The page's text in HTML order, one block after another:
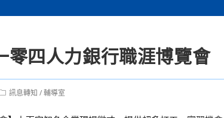
零四人力銀行職涯博覽會
訊息轉知 /輔導室